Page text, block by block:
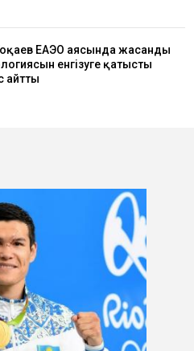
ЕАЭО аясында жасанды
енгізуге қатысты
айтты